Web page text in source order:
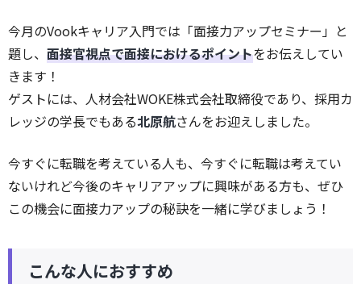
今月のVookキャリア入門では「面接力アップセミナー」と
題し、 面接官視点で面接におけるポイントをお伝えしてい
きます！
ゲストには、人材会社WOKE株式会社取締役であり、採用カ
レッジの学長でもある北原航さんをお迎えしました。
今すぐに転職を考えている人も、今すぐに転職は考えてい
ないけれど今後のキャリアアップに興味がある方も、ぜひ
この機会に面接力アップの秘訣を一緒に学びましょう！
こんな人におすすめ